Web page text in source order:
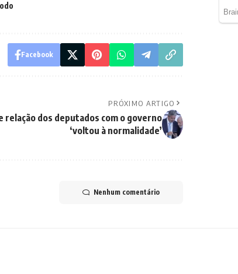
Facebook
PRÓXIMO ARTIGO
relação dos deputados com o governo
‘voltou à normalidade’
Nenhum comentário